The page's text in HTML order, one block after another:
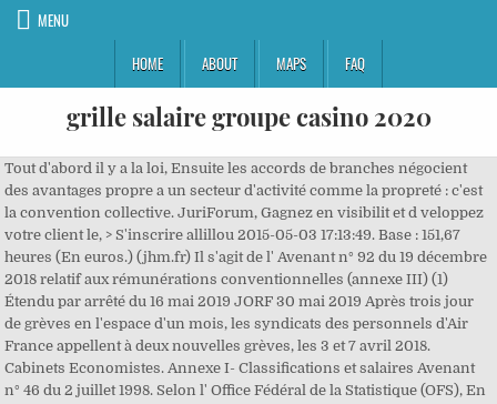
MENU
HOME
ABOUT MAPS FAQ
grille salaire groupe casino 2020
Tout d'abord il y a la loi, Ensuite les accords de branches négocient des avantages propre a un secteur d'activité comme la propreté : c'est la convention collective. JuriForum, Gagnez en visibilit et d veloppez votre client le, > S'inscrire allillou 2015-05-03 17:13:49. Base : 151,67 heures (En euros.) (jhm.fr) Il s'agit de l' Avenant n° 92 du 19 décembre 2018 relatif aux rémunérations conventionnelles (annexe III) (1) Étendu par arrêté du 16 mai 2019 JORF 30 mai 2019 Après trois jour de grèves en l'espace d'un mois, les syndicats des personnels d'Air France appellent à deux nouvelles grèves, les 3 et 7 avril 2018. Cabinets Economistes. Annexe I- Classifications et salaires Avenant n° 46 du 2 juillet 1998. Selon l' Office Fédéral de la Statistique (OFS), En 2018, le salaire moyen en Suisse s'élève à environ 4'735 francs, soit 4'025 € (taux de change au 27 mars 2018). Elle est composée de magasins multi-formats (spar, leader Price, super, hyper, proximité, géant, monoprix, etc .) Repost 0. Ainsi, la hausse de la RMPP contribue pour + 1,2 point à l'augmentation du salaire net moyen de l'ensemble. Trouvez votre RESO. Grilles de salaires 2020 des Fonctionnaires du Ministère des Armées Publié le 27 février 2020 FLASH : Grilles de salaires 2020 des fonctionnaires . 2. Grille des salaires du personnel administratif et technique â applicable au 1er février 2019 â mise à jour au 16 décembre 2020 suite à la hausse du Smic pour le 1er janvier 2021; Grilles des salaires des artistes musiciens â applicable au 1er février 2019 (2 avis), Vous tes salari de VINCI CONSTRUCTION GRANDS PROJETS mais votre convention n'est pas dans la liste ? Il est fondé le 2 août 1898 par Geoffroy Guichard sous la raison sociale Guichard-Perrachon & Cie [5].. Grille de Salaires Groupe Casino Grille des salaires minimas au 1er janvier 2016 En hypers/supers, salaires bruts en € payés à compter de janvier Niveau et Taux horaire 36h 35h 30h 28h 26h 22h 20h 10h. Pour savoir comment les entreprises ont vécu 2020, cette année pas comme les autres, nous avons pu interviewer la directrice des ressources humaines du groupe Suez. Emploi-Collectivités - 196 rue Houdan, 92330 Sceaux 01 80 88 50 40 www.emploi-collectivites.f La grille de salaires de la Convention Collective des HCR (Hôtels Cafés Restaurants) est divisée en 5 niveaux, qui eux-mêmes comportent de 2 à 3 échelons. Un employeur peut décider de créer lui-même sa grille de rémunâ¦ convention collective syntec salaire 2020. Ci joint en information la grille des salaires minima conventionnels chez ORANGE:. Ces minima applicables à la profession comptable ont été revus à la hausse suite à un accord collectif n° 43 signé le 3 avril 2020. Passé Colonial Français La chasse aux congés ! Arrêts maladie et convention du sport L'article L. 1226-1 du code du travail prévoit qu'un salarié avec un an d'ancienneté peut bénéficier d'indemnités de maintien de salaire qui … Les salariés qui exercent leur activité dans les conditions cumulatives suivantes relèvent de la grille et des dispositions salariales définies dans le présent article : - fonctionnement correspondant au calendrier scolaire de l'année en cours ; - activités en ateliers, cours individuels ou collectifs avec (en. Convention collective Casinos 2021 Brochure 3167 + grille de Salaire 4.8 (9 avis) Votre convention collective Casinos 2021 disponible en versions PDF et Livres accompagnées d'un guide de lecture rédigé par des juristes, d'un index clair et de 7 documents en droit du travail pour une lecture facile. Ils débutent à 1 541,54 € et 1 543,13 € durant les six premiers mois aux niveaux 1 et 2, puis chacun de ces deux montants est porté à 1 543,13 € (contre 1 533,58 € précédemment) et à 1 554,28. CANDIDAT RECRUTEUR. Cet avenant porte sur une revalorisation du salaire, FO Toulouse Métropole 7, avenue Collignon 31200 Toulouse Tél: 05.81.91.77.33 @: fo.cugt@toulouse-metropole.f, Votre Convention Collective Casinos officielle 2020 à jour PDF à télécharger, livre, consultation gratuite. d'abonnement, S'inscrire Convention collective nationale du travail mécanique du bois du 28 novembre 1955 ; Les grilles de salaires. Veuillez trouver ci joint les grilles des salaires 2020 des personnels fonctionnaires des corps technique et administratif, en zone 0%, 1% et … ; Les responsables confirmés ou de boutiques. Ce 1er versement se fera sur le salaire de juillet 2018. Ce document est destiné en premier lieu au personnel du. Les nouveautés au 1er janvier 2020. hausse des cotisation retraites qui passe. Ainsi, par exemple, cette question peut influer de différentes manières sur votre carrière professionnelle. La CFDT déplore le retard pris par la fonction publique dans la publication des décrets transposant les nouvelles grilles indiciaires des fonctionnaires à La Poste. Emploi-Collectivités - 196 rue Houdan, 92330 Sceaux 01 80 88 50 40 www.emploi-collectivites.fr TOUTES LES OFFRES. Accueil du site > SALAIRES >Nouvelles grilles fonctionnaires 2018-2021. Bienvenue sur le site du Groupe Casino. TAB: 5 623,23 € au 01/02/2017 Mode de Calcul Grille indiciaire 2020 Rechercher par poste ou enseigne : RECHERCHER Cliquez-ici. Retrouvez toutes nos analyses, actualités et interventions médias. Grille de transposition destinées à positionner le personnel dans DCN SN, dans le cadre des propositions de contrat faites en application du décret du 3 mai 2002 * auquel s'ajoute le jour de solidarité Ingénieurs & Cadres (Forfait 1575/1725H)* Ingénieurs & Cadres (Forfait 210 Jours)* Seuils d'appointements bruts annuels garantis Naval Group 2018 Transposition - Personnels issus de DCN. Vous êtes ici : Accueil. Les évolutions de salaires 2003/2018. Grille indiciaire de la ville et des administrations de Paris :catégories A B C, cadres d'emplois, grades, échelons, valeur du point, IM. Filiale DCF: Distribution Casino France Mis à jour le 01/01/70 Présentation Distribution Casino France est l'une des filiales du groupe Casino. Nous sommes là pour informer et défendre tous les salariés de l'entreprise.Notre force, c'est la … La grille des rémunérations mensuelles brutes minimales de la convention collective Syntec correspond aux tableaux qui suivent. Casino P.pdf Revendications NAO 2019.pdf Casino 8.pdf Courrier RH.pdf Inter 3.pdf GRILLE SALAIRE Gille Salaires 1 06 2020.pdf NOUVEAU- tract PIQURE DE RAPPEL.pdf INFO LIMOGES.pdf Casino 8.pdf Casino P.pdf Easydis.pdf 09-2018 - Grille Easydis Employés (1).pdf CSE Accord structure CSE EASYDIS VDEF Signé (1).pdf AVENANT PROROGATION MANDATS du. Pour savoir comment les entreprises ont vécu 2020, cette année pas comme les autres, nous avons pu interviewer la directrice des ressources humaines du groupe Suez. Au 1 er janvier 2020, le SMIC s’établit à 1539,42 euros. De ce fait, les montants des salaires des grilles que nous avions adressées en juillet 2018 restent identiques. Ils sont répartis en trois catégories désignés dans l'ordre hiérarchique décroissant par les lettres A, B, C. Les statuts. Les évolutions des salaires de 2013 à 2018; Annexes. d) Base de données Economiques et sociales (BDES) DEMANDE D'INTERVENTION DU FONDS SOCIAL; f) Engagements CSF pour le Secteur Caisses (depuis 2012). Les salaires indiqués sont des salaires médians, exprimés en brut annuel. Inscription 2. Rappelons que : Pour la production de films de télévision , suite à l'action du Syndicat devant le Conseil d'État, nous avons obtenu que seule la grille de salaires correspondant au terme actuel précisé dans la convention « spécialisé » s'applique à la production de. o Ouvrir ce document m Vos réactions Aucun commentaire n'a encore été posté à la suite de cet article. Derniers articles publiés. Le questionnaire de l'enquête; Affiner votre recherche dans la base de données de l'enquête Trier par: région : sexe : diplôme comptable : emploi (cabinet) : ou emploi (entreprise) : Classer par : Salaire Expérience Age Effectif de l'entreprise/cabinet ordre : Si vous souhaitez relayer l. Grille de Salaires CASINO (12 Salaires > 11 postes) Région Fonction Poste Salaire; Bretagne: Vendeur de détail/guichet/caissier: Employé Commercial: 14 996 € Ile-de-France : Paie & Administration du personnel: Responsable Ressources Humaines: 39 988 € Voir tous les Salaires. (jhm.fr) Contact. JuriForum, Gagnez en visibilit et d veloppez votre client le, > S'inscrire allillou 2015-05-03 17:13:49. d'abonnement, S'inscrire Convention collective nationale du travail mécanique du bois du 28 novembre 1955 ; Les grilles de salaires. Grille PPCR en 2020 : toutes les grilles indiciaire de la fonction publique territoriale :catégories A B C, cadres d'emplois, grades, échelons, valeur du point, IMâ¦ Emploi-Collectivités - 196 rue Houdan, 92330 Sceaux 01 80 88 50 40 www.emploi-collectivites.fr Voir. Grilles des agents C Agents catégorie B Cadres Parcours professionnels Vos droits Vie au travail. Le salaire mensuel chez Groupe CASINO est compris entre environ 1 538 â¬ par mois pour le poste Employé Libre Service (H/F) et 2 959 â¬ par mois pour le poste Chef Boucher (H/F). résultats pour votre er (Bretagne). Vous trouverez ci-dessous les. Convention collective des casinos Septembre 2018 + Grille de Salaire : infos et prix. Découvrez les salaires des commerciaux en 2020. Un accès permanent/direct aux informations du Centre du Québec grâce à TVA. Bonsoir, concernant les grilles de salaire , elles seront mises en ligne des que nous les aurons. Le niveau et l'échelon correspondant au poste doivent apparaître sur le contrat de travail ou le bulletin de paie du salarié. Chaque agent dont les objectifs sont atteints percevra le montant de référence, selon son corps d'origine, istre chargé du travail. Le salaire moyen en Guadeloupe s'élève à 1 436 € / par mois. Cependant, certaines précautions sont de mise quant à l'interprétation des résultats (voir, à ce sujet, la section intitulée « Ce qu'il faut savoir sur l'EPA »). Coefficient : c'est le niveau de classification. Il, Les salaires des non-cadres ont